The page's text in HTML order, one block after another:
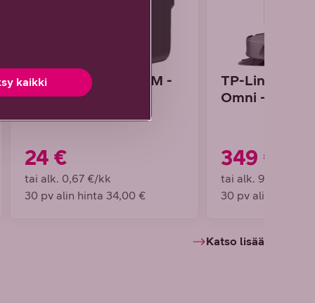
TP-Link Tapo P410M -
ulkoälypistorasia
24 €
tai alk. 0,67 €/kk
30 pv alin hinta 34,00 €
TP-Link Tapo
Omni -
349 €
tai alk. 9,69 €/kk
30 pv alin hinta
Katso lisää
kaikki